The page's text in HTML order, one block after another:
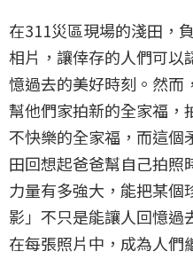
在311災區現場的淺田，
相片，讓倖存的人們可以
憶過去的美好時刻。然而
幫他們家拍新的全家福，
不快樂的全家福，而這個
田回想起爸爸幫自己拍照
力量有多強大，能把某個
影」不只是能讓人回憶過
在每張照片中，成為人們